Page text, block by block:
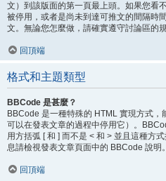
文）到該版面的第一頁最上頭。如果您看
被停用，或者是尚未到達可推文的間隔時
文。無論您怎麼做，請確實遵守討論區的規
回頂端
格式和主題類型
BBCode 是甚麼？
BBCode 是一種特殊的 HTML 實現方式
可以在發表文章的過程中停用它）。
用方括弧 [ 和 ] 而不是 < 和 > 並且這種方
息請檢視發表文章頁面中的 BBCode 說明。
回頂端